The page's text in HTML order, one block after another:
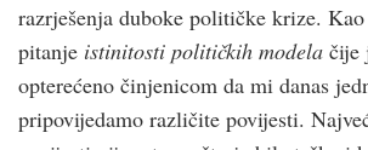
razrješenja duboke političke krize.
pitanje istinitosti političkih modela čije
opterećeno činjenicom da mi danas
pripovijedamo različite povijesti.